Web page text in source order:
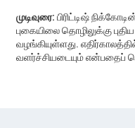
முடிவுரை: பிரிட்டிஷ்
புகையிலை தொழிலுக்கு
வழங்கியுள்ளது.
வளர்ச்சியடையும் என்பதைப்